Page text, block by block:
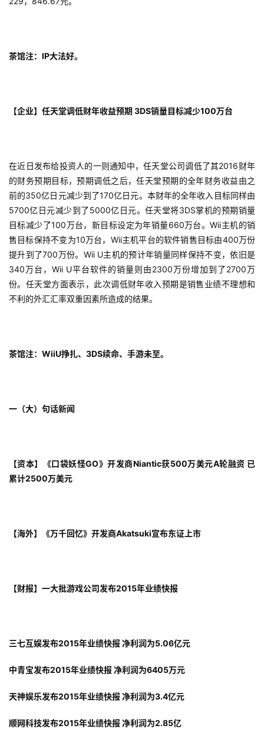
金
3
0
日
游
茶
对
接
上
(
中
茶馆注：IP大法好。
【企业】任天堂调低财年收益预期 3DS销量目标减少100万台
在近日发布给投资人的一则通知中，任天堂公司调低了其2016财年
的财务预期目标，预期调低之后，任天堂预期的全年财务收益由之
前的350亿日元减少到了170亿日元。本财年的全年收入目标同样由
5700亿日元减少到了5000亿日元。任天堂将3DS掌机的预期销量
目标减少了100万台，新目标设定为年销量660万台。Wii主机的销
售目标保持不变为10万台，Wii主机平台的软件销售目标由400万份
提升到了700万份。Wii U主机的预计年销量同样保持不变，依旧是
340万台，Wii U平台软件的销量则由2300万份增加到了2700万
份。任天堂方面表示，此次调低财年收入预期是销售业绩不理想和
不利的外汇汇率双重因素所造成的结果。
茶馆注：WiiU挣扎、3DS续命、手游未至。
一 （大） 句话新闻
【资本】《口袋妖怪GO》开发商Niantic获500万美元A轮融资 已
累计2500万美元
【海外】《万千回忆》开发商Akatsuki宣布东证上市
【财报】一大批游戏公司发布2015年业绩快报
三七互娱发布2015年业绩快报 净利润为5.06亿元
中青宝发布2015年业绩快报 净利润为6405万元
天神娱乐发布2015年业绩快报 净利润为3.4亿元
顺网科技发布2015年业绩快报 净利润为2.85亿